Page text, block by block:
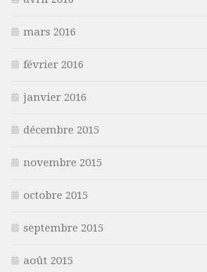
mars 2016
février 2016
janvier 2016
décembre 2015
novembre 2015
octobre 2015
septembre 2015
août 2015